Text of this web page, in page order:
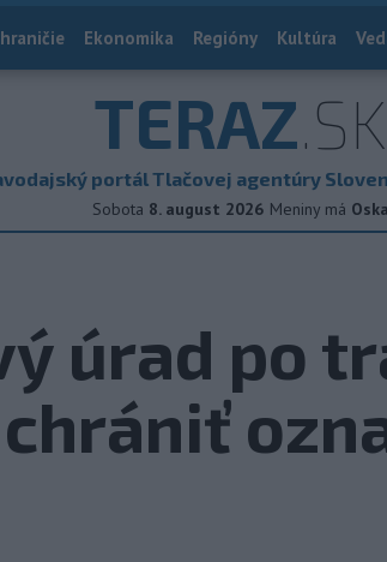
Ekonomika Regióny Kultúra
TERAZ.SK
portál Tlačovej agentúry
Sobota 8. august 2026 Meniny má
úrad po
chrániť